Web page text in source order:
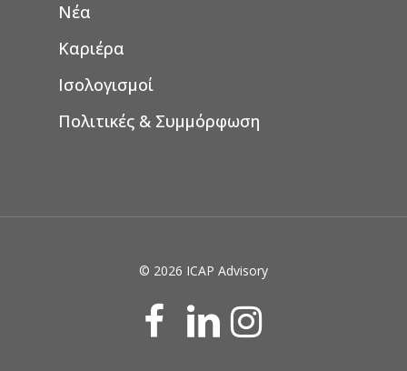
Νέα
Καριέρα
Ισολογισμοί
Πολιτικές & Συμμόρφωση
© 2026 ICAP Advisory
facebooklinkedin instagram